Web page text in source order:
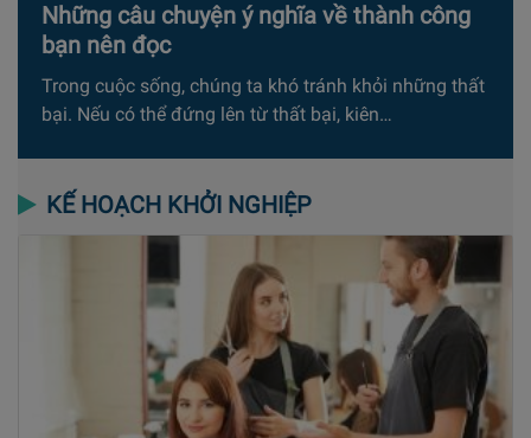
Những câu chuyện ý nghĩa về thành công
bạn nên đọc
Trong cuộc sống, chúng ta khó tránh khỏi những thất
bại. Nếu có thể đứng lên từ thất bại, kiên…
KẾ HOẠCH KHỞI NGHIỆP